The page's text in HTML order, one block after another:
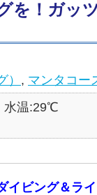
を！ガッ
, マンタコー
水温:29℃
イビング＆ラ